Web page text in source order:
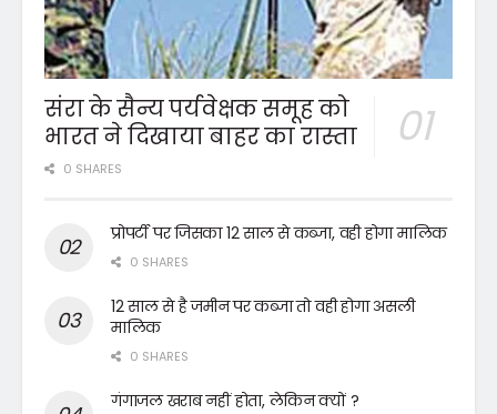
संरा के सैन्य पर्यवेक्षक समूह को
भारत ने दिखाया बाहर का रास्ता
0 SHARES
प्रोपर्टी पर जिसका 12 साल से कब्जा, वही होगा मालिक
0 SHARES
12 साल से है जमीन पर कब्जा तो वही होगा असली
मालिक
0 SHARES
गंगाजल खराब नहीं होता, लेकिन क्यों ?